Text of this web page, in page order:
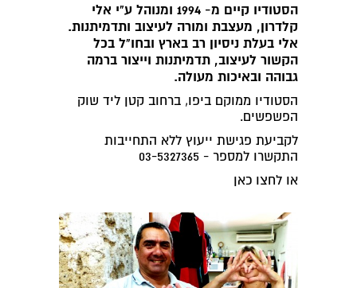
הסטודיו קיים מ- 1994 ומנוהל ע"י אלי
קלדרון, מעצבת ומורה לעיצוב ותדמיתנות.
אלי בעלת ניסיון רב בארץ ובחו"ל בכל
הקשור לעיצוב, תדמיתנות וייצור ברמה
גבוהה ובאיכות מעולה.
הסטודיו ממוקם ביפו, ברחוב קטן ליד שוק
הפשפשים.
לקביעת פגישת ייעוץ ללא התחייבות
התקשרו למספר - 03-5327365
או לחצו כאן